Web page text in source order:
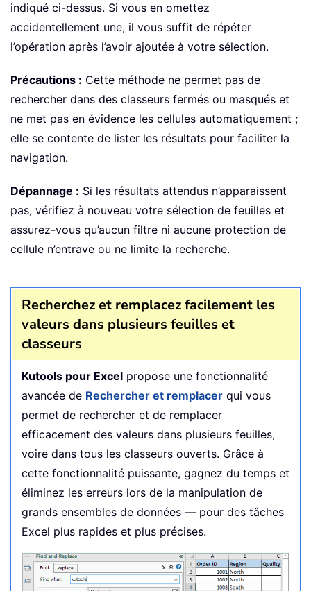
indiqué ci-dessus. Si vous en omettez
accidentellement une, il vous suffit de répéter
l’opération après l’avoir ajoutée à votre sélection.
Précautions : Cette méthode ne permet pas de
rechercher dans des classeurs fermés ou masqués et
ne met pas en évidence les cellules automatiquement ;
elle se contente de lister les résultats pour faciliter la
navigation.
Dépannage : Si les résultats attendus n’apparaissent
pas, vérifiez à nouveau votre sélection de feuilles et
assurez-vous qu’aucun filtre ni aucune protection de
cellule n’entrave ou ne limite la recherche.
Recherchez et remplacez facilement les
valeurs dans plusieurs feuilles et
classeurs
Kutools pour Excel propose une fonctionnalité
avancée de Rechercher et remplacer qui vous
permet de rechercher et de remplacer
efficacement des valeurs dans plusieurs feuilles,
voire dans tous les classeurs ouverts. Grâce à
cette fonctionnalité puissante, gagnez du temps et
éliminez les erreurs lors de la manipulation de
grands ensembles de données — pour des tâches
Excel plus rapides et plus précises.